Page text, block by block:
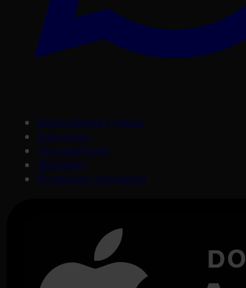
Корпорация туралы
Байланыс
Дистрибуция
Жарнама
Редакция стандарты